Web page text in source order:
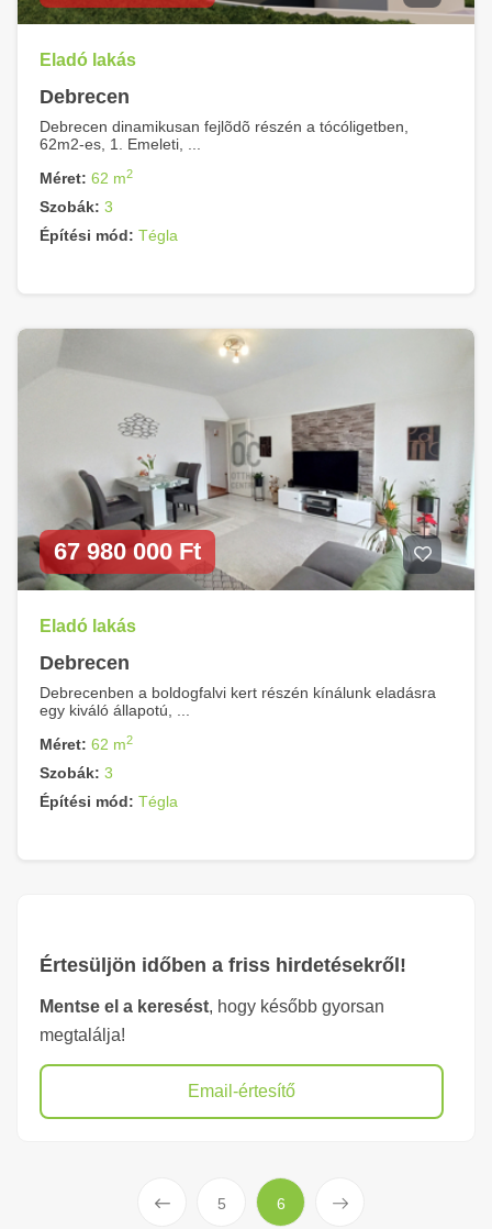
Eladó lakás
Debrecen
Debrecen dinamikusan fejlõdõ részén a tócóligetben,
62m2-es, 1. Emeleti, ...
Méret: 62 m2
Szobák: 3
Építési mód: Tégla
67 980 000 Ft
Eladó lakás
Debrecen
Debrecenben a boldogfalvi kert részén kínálunk eladásra
egy kiváló állapotú, ...
Méret: 62 m2
Szobák: 3
Építési mód: Tégla
Értesüljön időben a friss hirdetésekről!
Mentse el a keresést, hogy később gyorsan
megtalálja!
Email-értesítő
Előző 5 6 Következő